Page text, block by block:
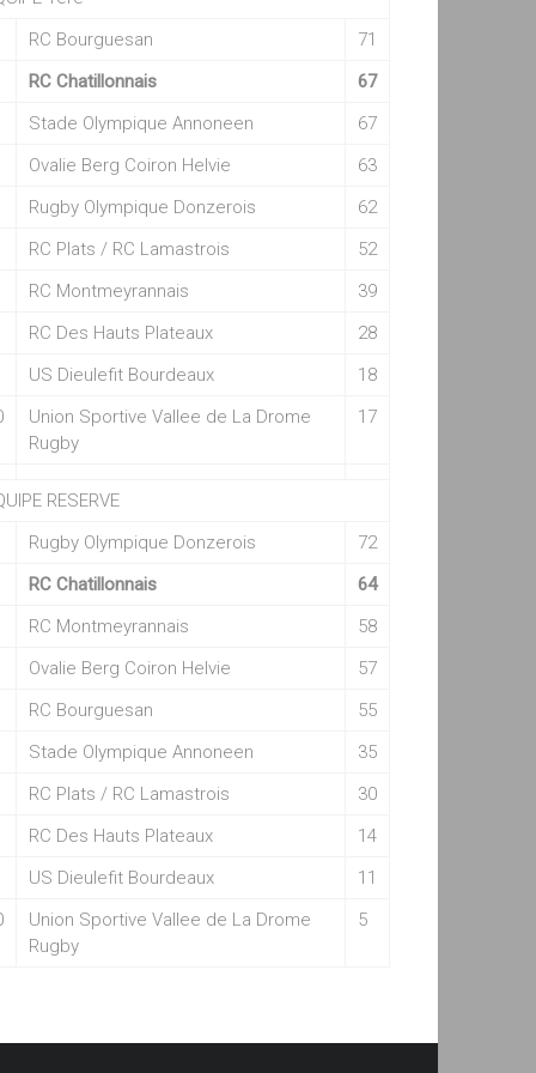
RC Bourguesan
71
RC Chatillonnais
67
Stade Olympique Annoneen
67
Ovalie Berg Coiron Helvie
63
Rugby Olympique Donzerois
62
RC Plats / RC Lamastrois
52
RC Montmeyrannais
39
RC Des Hauts Plateaux
28
US Dieulefit Bourdeaux
18
Union Sportive Vallee de La Drome
Rugby
17
RESERVE
Rugby Olympique Donzerois
72
RC Chatillonnais
64
RC Montmeyrannais
58
Ovalie Berg Coiron Helvie
57
RC Bourguesan
55
Stade Olympique Annoneen
35
RC Plats / RC Lamastrois
30
RC Des Hauts Plateaux
14
US Dieulefit Bourdeaux
11
Union Sportive Vallee de La Drome
Rugby
5